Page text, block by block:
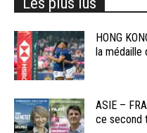
HONG
la médaille
ASIE –
ce second